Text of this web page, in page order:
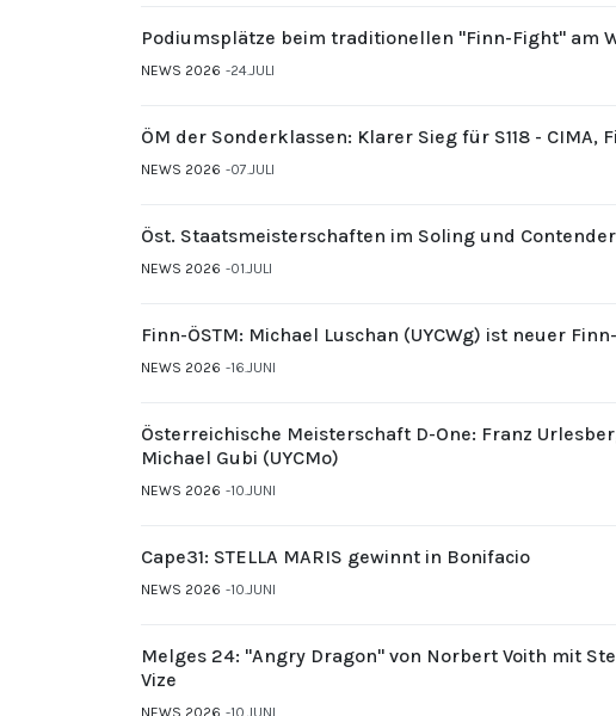
Podiumsplätze beim traditionellen "Finn-Fight" am
NEWS 2026 24.JULI
ÖM der Sonderklassen: Klarer Sieg für S118 - CIMA,
NEWS 2026 07.JULI
Öst. Staatsmeisterschaften im Soling und
NEWS 2026 01.JULI
Finn-ÖSTM: Michael Luschan (UYCWg) ist neuer
NEWS 2026 16.JUNI
Österreichische Meisterschaft D-One: Franz
Michael Gubi (UYCMo)
NEWS 2026 10.JUNI
Cape31: STELLA MARIS gewinnt in Bonifacio
NEWS 2026 10.JUNI
Melges 24: "Angry Dragon" von Norbert Voith mit
Vize
NEWS 2026 10.JUNI